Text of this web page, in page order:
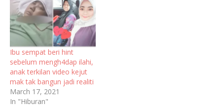
Ibu sempat beri hint
sebelum mengh4dap ilahi,
anak terkilan video kejut
mak tak bangun jadi realiti
March 17, 2021
In "Hiburan"